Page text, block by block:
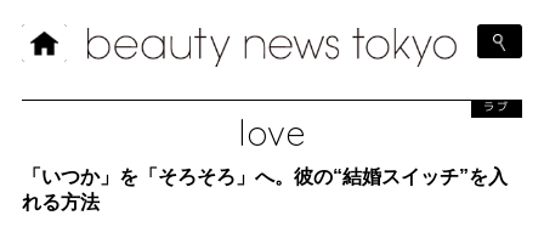
love
ラブ
「いつか」を「そろそろ」へ。彼の“結婚スイッチ”を入
れる方法